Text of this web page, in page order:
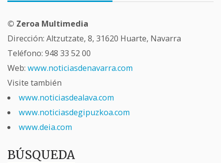
© Zeroa Multimedia
Dirección: Altzutzate, 8, 31620 Huarte, Navarra
Teléfono: 948 33 52 00
Web: www.noticiasdenavarra.com
Visite también
www.noticiasdealava.com
www.noticiasdegipuzkoa.com
www.deia.com
BÚSQUEDA